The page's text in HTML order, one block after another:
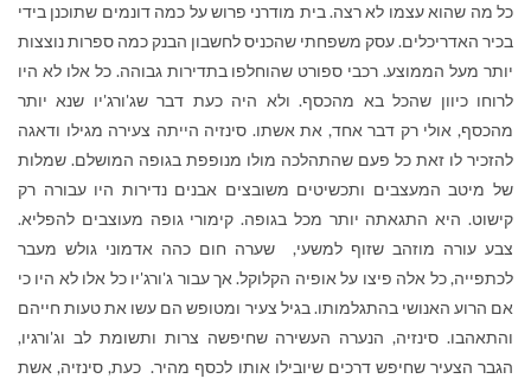
כל מה שהוא עצמו לא רצה. בית מודרני פרוש על כמה דונמים שתוכנן בידי
בכיר האדריכלים. עסק משפחתי שהכניס לחשבון הבנק כמה ספרות נוצצות
יותר מעל הממוצע. רכבי ספורט שהוחלפו בתדירות גבוהה. כל אלו לא היו
לרוחו כיוון שהכל בא מהכסף. ולא היה כעת דבר שג'ורג'יו שנא יותר
מהכסף, אולי רק דבר אחד, את אשתו. סינזיה הייתה צעירה מגילו ודאגה
להזכיר לו זאת כל פעם שהתהלכה מולו מנופפת בגופה המושלם. שמלות
של מיטב המעצבים ותכשיטים משובצים אבנים נדירות היו עבורה רק
קישוט. היא התגאתה יותר מכל בגופה. קימורי גופה מעוצבים להפליא.
צבע עורה מוזהב שזוף למשעי, שערה חום כהה אדמוני גולש מעבר
לכתפייה, כל אלה פיצו על אופיה הקלוקל. אך עבור ג'ורג'יו כל אלו לא היו כי
אם הרוע האנושי בהתגלמותו. בגיל צעיר ומטופש הם עשו את טעות חייהם
והתאהבו. סינזיה, הנערה העשירה שחיפשה צרות ותשומת לב וג'ורגיו,
הגבר הצעיר שחיפש דרכים שיובילו אותו לכסף מהיר. כעת, סינזיה, אשת